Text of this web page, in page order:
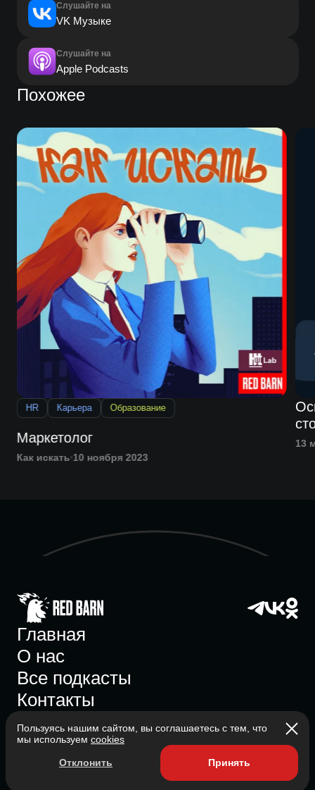
Слушайте на
VK Музыке
Слушайте на
Apple Podcasts
Похожее
HR Карьера Образование
Маркетолог
Как искать 10 ноября 2023
13
Главная
О нас
Все подкасты
Контакты
Состоит в ассоциации с 2023
Пользуясь нашим сайтом, вы соглашаетесь с тем, что
мы используем cookies
Отклонить Принять